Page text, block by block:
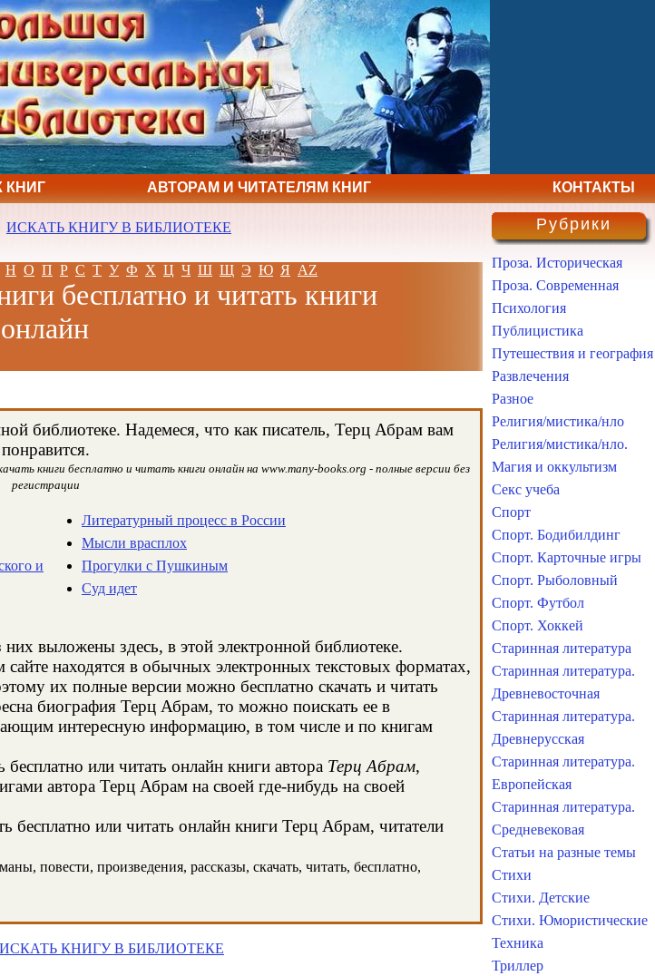
КНИГ АВТОРАМ И ЧИТАТЕЛЯМ КНИГ КОНТАКТЫ
ИСКАТЬ КНИГУ В БИБЛИОТЕКЕ
Н О П Р С Т У Ф Х Ц Ч Ш Щ Э Ю Я AZ
бесплатно и читать книги
онлайн
библиотеке. Надемеся, что как писатель, Терц Абрам вам
понравится.
книги бесплатно и читать книги онлайн на www.many-books.org - полные версии без
регистрации
и
Литературный процесс в России
Мысли врасплох
Прогулки с Пушкиным
Суд идет
них выложены здесь, в этой электронной библиотеке.
находятся в обычных электронных текстовых форматах,
их полные версии можно бесплатно скачать и читать
биография Терц Абрам, то можно поискать ее в
интересную информацию, в том числе и по книгам
или читать онлайн книги автора Терц Абрам,
автора Терц Абрам на своей где-нибудь на своей
бесплатно или читать онлайн книги Терц Абрам, читатели
повести, произведения, рассказы, скачать, читать, бесплатно,
ИСКАТЬ КНИГУ В БИБЛИОТЕКЕ
Рубрики
Проза. Историческая
Проза. Современная
Психология
Публицистика
Путешествия и география
Развлечения
Разное
Религия/мистика/нло
Религия/мистика/нло.
Магия и оккультизм
Секс учеба
Спорт
Спорт. Бодибилдинг
Спорт. Карточные игры
Спорт. Рыболовный
Спорт. Футбол
Спорт. Хоккей
Старинная литература
Старинная литература.
Древневосточная
Старинная литература.
Древнерусская
Старинная литература.
Европейская
Старинная литература.
Средневековая
Статьи на разные темы
Стихи
Стихи. Детские
Стихи. Юмористические
Техника
Триллер